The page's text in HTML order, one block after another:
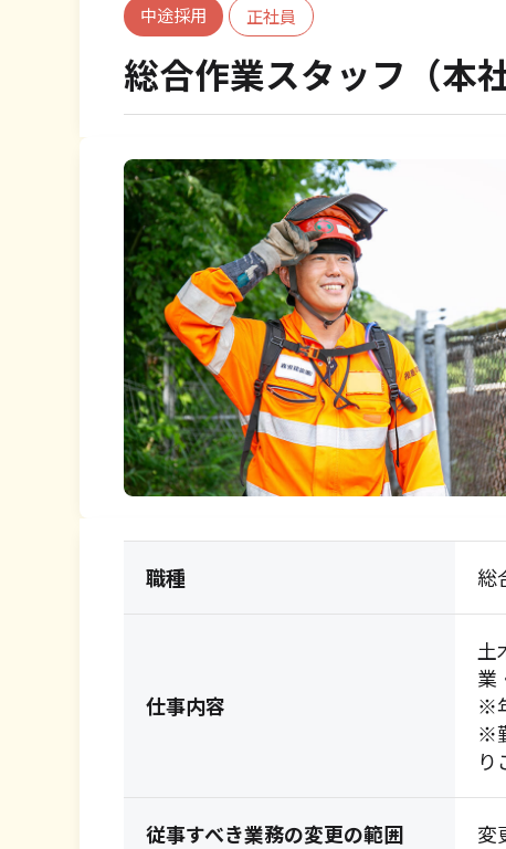
中途採用 正社員
総合作業スタッフ（本社
職種 総
仕事内容
土
業
※
※
り
従事すべき業務の変更の範囲 変